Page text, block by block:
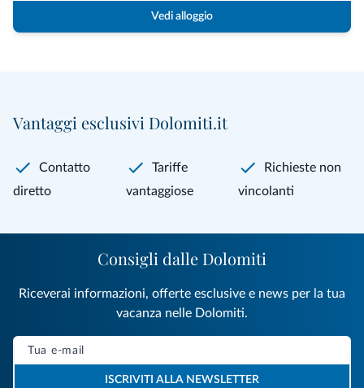
Vedi alloggio
Vantaggi esclusivi Dolomiti.it
Contatto
diretto
Tariffe
vantaggiose
Richieste non
vincolanti
Consigli dalle Dolomiti
Riceverai informazioni, offerte esclusive e news per la tua
vacanza nelle Dolomiti.
ISCRIVITI ALLA NEWSLETTER